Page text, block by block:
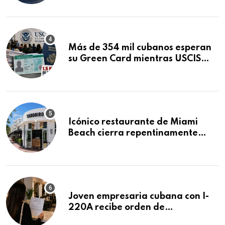
Más de 354 mil cubanos esperan
su Green Card mientras USCIS
Icónico restaurante de Miami
Beach cierra repentinamente
Joven empresaria cubana con I-
220A recibe orden de